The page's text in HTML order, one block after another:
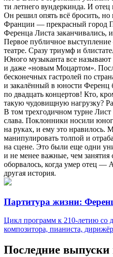
ти летнего вундеркинда. И отец
Он решил опять всё бросить, но
Франции — прекрасный город
Ференца Листа заканчивались,
Первое публичное
театре. Сразу триумф и
Юного музыканта все называют
и даже «новым Моцартом».
бесконечных гастролей по
и закалённый в юности Ференц
по двадцать концертов! Кто,
такую чудовищную нагрузку?
В том трехгодичном турне Лист
слава. Поклонники носили
на руках, и ему это нравилось.
манипулировать толпой и
на сцене. Это были еще одни
и не менее важные, чем занятия
оборвалось, когда умер отец —
другая история.
Партитура жизни:
Цикл программ к 210-летию со
композитора, пианиста,
Последние